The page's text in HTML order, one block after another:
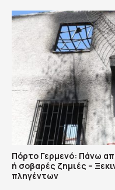
Πόρτο Γερμενό: Πάνω
ή σοβαρές ζημιές –
πληγέντων